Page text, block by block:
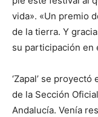
vida». «Un premio
de la tierra. Y
su participación en
‘Zapal’ se
de la Sección
Andalucía. Venía